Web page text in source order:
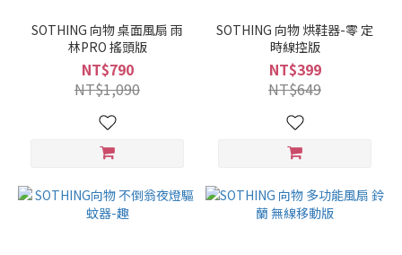
SOTHING 向物 桌面風扇 雨
林PRO 搖頭版
NT$790
NT$1,090
SOTHING 向物 烘鞋器-零 定
時線控版
NT$399
NT$649